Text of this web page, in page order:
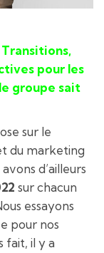
pour les
groupe sait
sur le
du marketing
d’ailleurs
sur chacun
essayons
pour nos
fait, il y a